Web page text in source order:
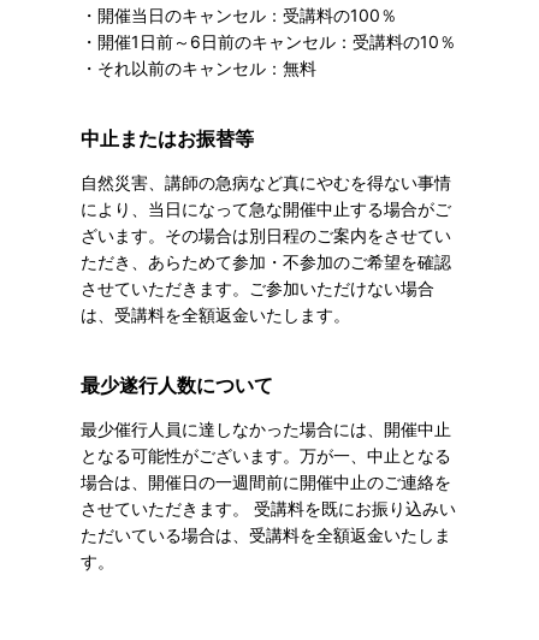
・開催当日のキャンセル：受講料の100％
・開催1日前～6日前のキャンセル：受講料の10％
・それ以前のキャンセル：無料
中止またはお振替等
自然災害、講師の急病など真にやむを得ない事情
により、当日になって急な開催中止する場合がご
ざいます。その場合は別日程のご案内をさせてい
ただき、あらためて参加・不参加のご希望を確認
させていただきます。ご参加いただけない場合
は、受講料を全額返金いたします。
最少遂行人数について
最少催行人員に達しなかった場合には、開催中止
となる可能性がございます。万が一、中止となる
場合は、開催日の一週間前に開催中止のご連絡を
させていただきます。 受講料を既にお振り込みい
ただいている場合は、受講料を全額返金いたしま
す。